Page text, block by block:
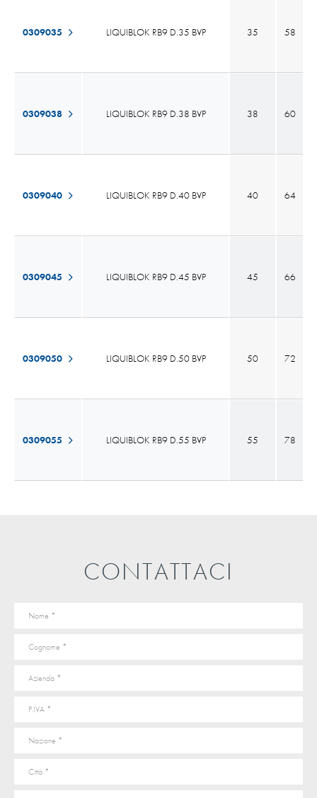
0309035 LIQUIBLOK RB9 D.35 BVP
0309038 LIQUIBLOK RB9 D.38 BVP
0309040 LIQUIBLOK RB9 D.40 BVP
0309045 LIQUIBLOK RB9 D.45 BVP
0309050 LIQUIBLOK RB9 D.50 BVP
0309055 LIQUIBLOK RB9 D.55 BVP
35 58
38 60
40 64
45 66
50 72
55 78
CONTATTACI